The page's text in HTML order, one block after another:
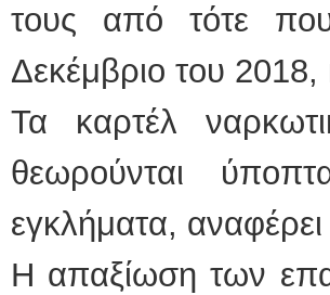
τους από τότε
Δεκέμβριο του 2018,
Τα καρτέλ
θεωρούνται
εγκλήματα,
Η απαξίωση των